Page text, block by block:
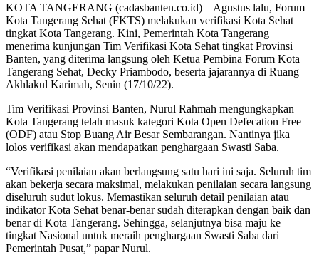
KOTA TANGERANG (cadasbanten.co.id) – Agustus lalu, Forum
Kota Tangerang Sehat (FKTS) melakukan verifikasi Kota Sehat
tingkat Kota Tangerang. Kini, Pemerintah Kota Tangerang
menerima kunjungan Tim Verifikasi Kota Sehat tingkat Provinsi
Banten, yang diterima langsung oleh Ketua Pembina Forum Kota
Tangerang Sehat, Decky Priambodo, beserta jajarannya di Ruang
Akhlakul Karimah, Senin (17/10/22).
Tim Verifikasi Provinsi Banten, Nurul Rahmah mengungkapkan
Kota Tangerang telah masuk kategori Kota Open Defecation Free
(ODF) atau Stop Buang Air Besar Sembarangan. Nantinya jika
lolos verifikasi akan mendapatkan penghargaan Swasti Saba.
“Verifikasi penilaian akan berlangsung satu hari ini saja. Seluruh tim
akan bekerja secara maksimal, melakukan penilaian secara langsung
diseluruh sudut lokus. Memastikan seluruh detail penilaian atau
indikator Kota Sehat benar-benar sudah diterapkan dengan baik dan
benar di Kota Tangerang. Sehingga, selanjutnya bisa maju ke
tingkat Nasional untuk meraih penghargaan Swasti Saba dari
Pemerintah Pusat,” papar Nurul.